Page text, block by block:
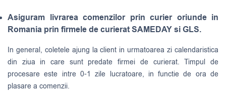
Asiguram livrarea comenzilor prin curier oriunde in
Romania prin firmele de curierat SAMEDAY si GLS.
In general, coletele ajung la client in urmatoarea zi calendaristica
din ziua in care sunt predate firmei de curierat. Timpul de
procesare este intre 0-1 zile lucratoare, in functie de ora de
plasare a comenzii.